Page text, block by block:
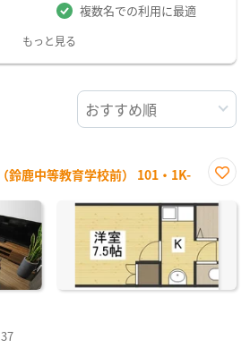
複数名での利用に最適
もっと見る
鈴鹿中等教育学校前） 101・1K-
に入